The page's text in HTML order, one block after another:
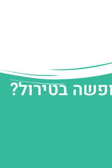
בטירול?